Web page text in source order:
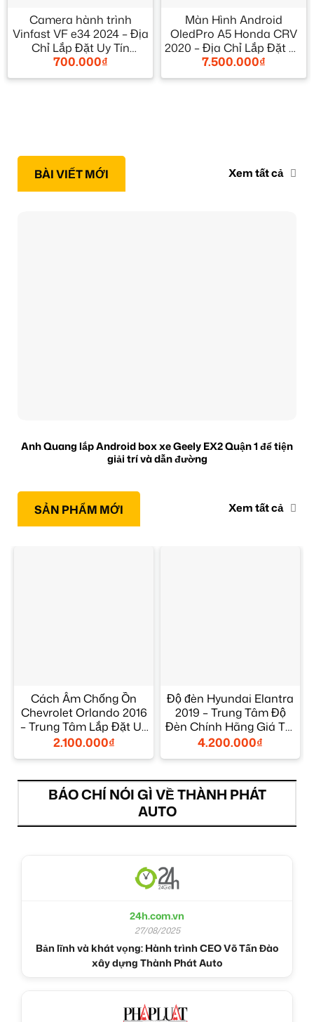
Camera hành trình
Vinfast VF e34 2024 – Địa
Chỉ Lắp Đặt Uy Tín
TPHCM
700.000₫
Màn Hình Android
OledPro A5 Honda CRV
2020 – Địa Chỉ Lắp Đặt Uy
Tín TPHCM
7.500.000₫
BÀI VIẾT MỚI Xem tất cả
Anh Quang lắp Android box xe Geely EX2 Quận 1 để tiện
giải trí và dẫn đường
SẢN PHẨM MỚI Xem tất cả
Cách Âm Chống Ồn
Chevrolet Orlando 2016
– Trung Tâm Lắp Đặt Uy
Tín TPHCM
2.100.000₫
Độ đèn Hyundai Elantra
2019 – Trung Tâm Độ
Đèn Chính Hãng Giá Tốt
TPHCM
4.200.000₫
BÁO CHÍ NÓI GÌ VỀ THÀNH PHÁT
AUTO
24h.com.vn
27/08/2025
Bản lĩnh và khát vọng: Hành trình CEO Võ Tấn Đào
xây dựng Thành Phát Auto